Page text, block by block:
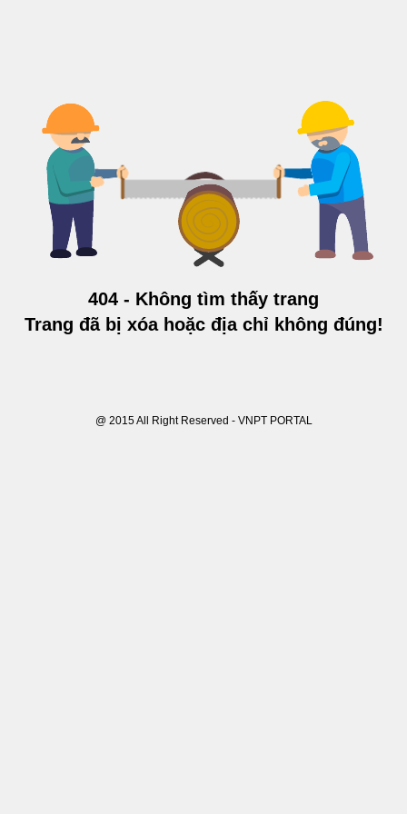
404 - Không tìm thấy trang
Trang đã bị xóa hoặc địa chỉ không đúng!
@ 2015 All Right Reserved - VNPT PORTAL